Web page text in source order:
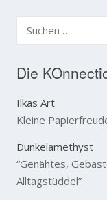
e
n
a
h
:
Die
Ilkas Art
Kleine
Dunkelamethyst
“Genähtes,
Alltagstüddel”